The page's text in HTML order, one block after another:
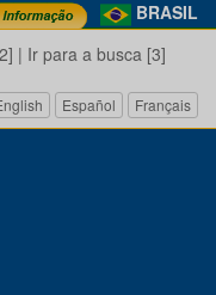
BRASIL
| Ir para a busca [3]
Español Français